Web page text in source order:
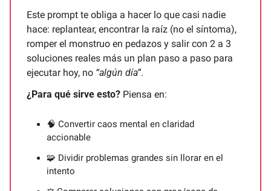
Este prompt te obliga a hacer lo que casi nadie
hace: replantear, encontrar la raíz (no el síntoma),
romper el monstruo en pedazos y salir con 2 a 3
soluciones reales más un plan paso a paso para
ejecutar hoy, no “algún día”.
¿Para qué sirve esto? Piensa en:
🧠 Convertir caos mental en claridad
accionable
🧩 Dividir problemas grandes sin llorar en el
intento